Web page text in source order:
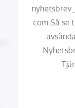
com Så se